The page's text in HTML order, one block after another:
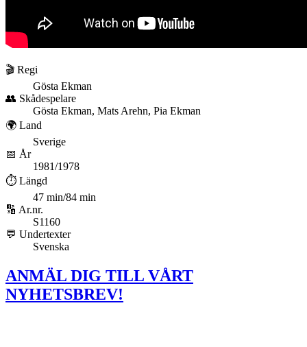
🎬 Regi
Gösta Ekman
👥 Skådespelare
Gösta Ekman, Mats Arehn, Pia Ekman
🌍 Land
Sverige
📅 År
1981/1978
⏱️ Längd
47 min/84 min
🔢 Ar.nr.
S1160
💬 Undertexter
Svenska
ANMÄL DIG TILL VÅRT
NYHETSBREV!